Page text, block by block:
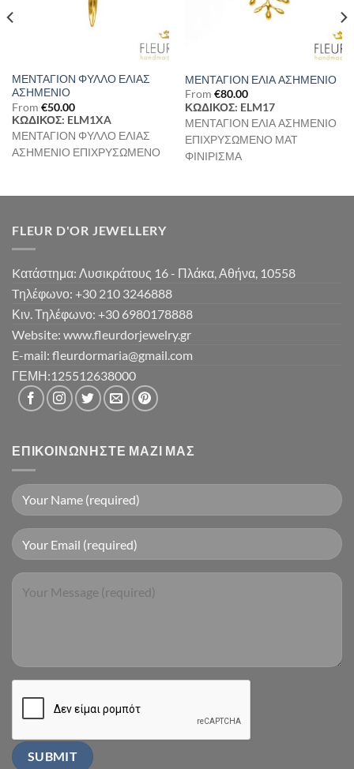
ΜΕΝΤΑΓΙΟΝ ΦΥΛΛΟ ΕΛΙΑΣ
ΑΣΗΜΕΝΙΟ
From €50.00
ΚΩΔΙΚΟΣ: ELM1XA
ΜΕΝΤΑΓΙΟΝ ΦΥΛΛΟ ΕΛΙΑΣ
ΑΣΗΜΕΝΙΟ ΕΠΙΧΡΥΣΩΜΕΝΟ
ΜΕΝΤΑΓΙΟΝ ΕΛΙΑ ΑΣΗΜΕΝΙΟ
From €80.00
ΚΩΔΙΚΟΣ: ELM17
ΜΕΝΤΑΓΙΟΝ ΕΛΙΑ ΑΣΗΜΕΝΙΟ
ΕΠΙΧΡΥΣΩΜΕΝΟ ΜΑΤ
ΦΙΝΙΡΙΣΜΑ
FLEUR D'OR JEWELLERY
Kατάστημα: Λυσικράτους 16 - Πλάκα, Αθήνα, 10558
Tηλέφωνο: +30 210 3246888
Κιν. Τηλέφωνο: +30 6980178888
Website: www.fleurdorjewelry.gr
E-mail: fleurdormaria@gmail.com
ΓΕΜΗ:125512638000
ΕΠΙΚΟΙΝΩΝΉΣΤΕ ΜΑΖΊ ΜΑΣ